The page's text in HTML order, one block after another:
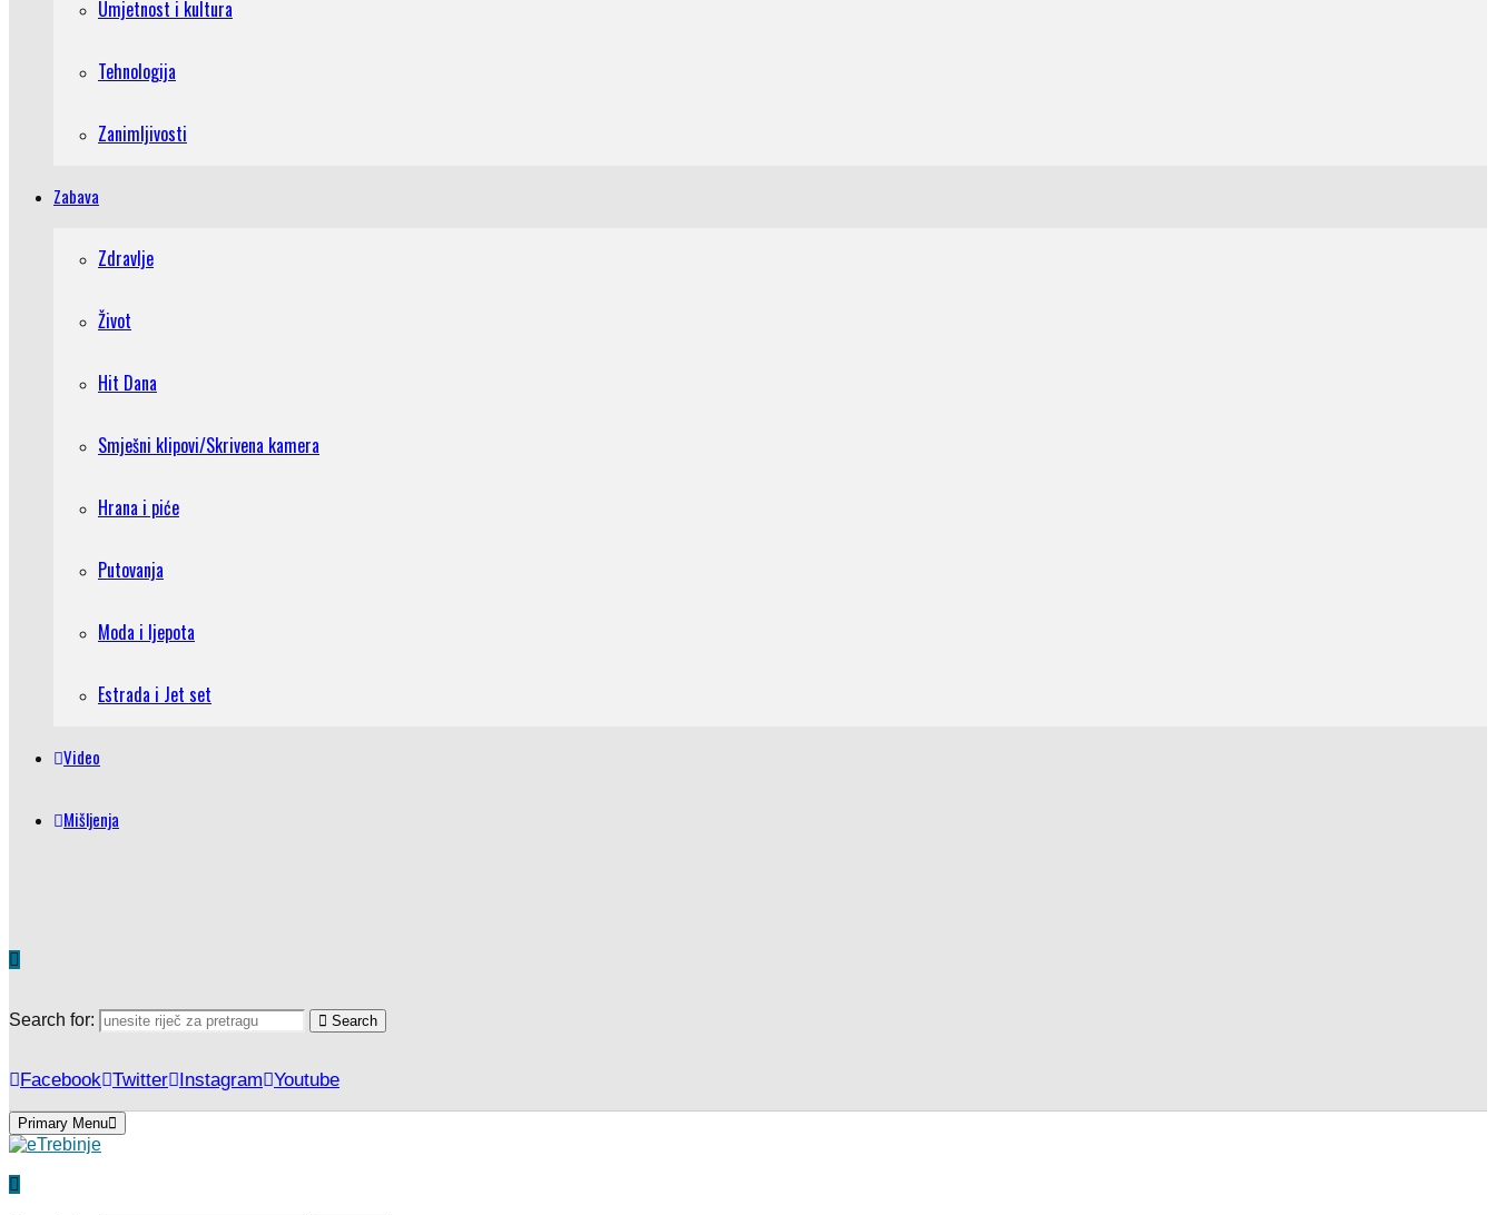
Umjetnost i kultura
Tehnologija
Zanimljivosti
Zabava
Zdravlje
Život
Hit Dana
Smješni klipovi/Skrivena kamera
Hrana i piće
Putovanja
Moda i ljepota
Estrada i Jet set
Video
Mišljenja
Search for: Search
Facebook Twitter Instagram Youtube
Primary Menu